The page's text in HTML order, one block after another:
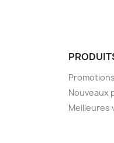
Promotions
Nouveaux
Meilleures